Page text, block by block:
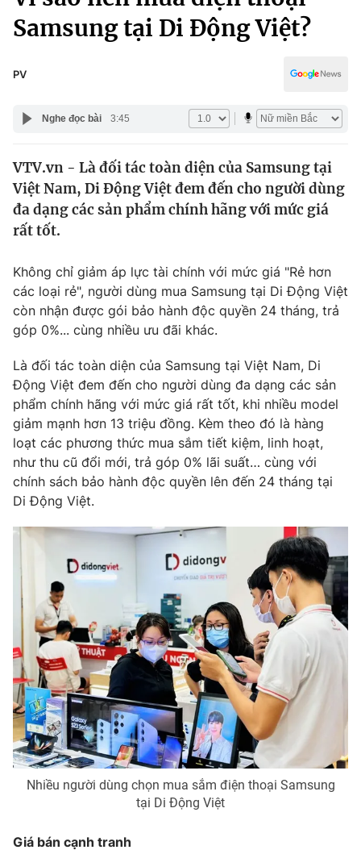
Chính trị
Thế giới
Tin tức
Câu chuyện quốc tế
Kinh tế
Tài chính
Thị trường
Góc doanh nghiệp
Dữ liệu và đời sống
Truyền hình
Phim VTV
Hậu trường
Nhân vật
Khán giả
Giải sao mai
Giải trí
Điện ảnh
Âm nhạc
Sao
Đời sống
Du lịch
Làm đẹp
Chất lượng cuộc sống
Giáo dục
Tuyển sinh
Học trực tuyến
Hitech Công nghệ tương lai
Sản phẩm
Thị trường
Tư vấn
Giao lưu trực tuyến
Lịch phát sóng
Chuyên mục khác
Emagazine Podcast
Photo Infographic
Shorts video
VTV Money
Văn hóa - Giải trí
Giáo dục
Samsung tại Di Động Việt?
PV
Nghe đọc bài 3:45
VTV.vn - Là đối tác toàn diện của Samsung tại
Việt Nam, Di Động Việt đem đến cho người dùng
đa dạng các sản phẩm chính hãng với mức giá
rất tốt.
Không chỉ giảm áp lực tài chính với mức giá "Rẻ hơn
các loại rẻ", người dùng mua Samsung tại Di Động Việt
còn nhận được gói bảo hành độc quyền 24 tháng, trả
góp 0%... cùng nhiều ưu đãi khác.
Là đối tác toàn diện của Samsung tại Việt Nam, Di
Động Việt đem đến cho người dùng đa dạng các sản
phẩm chính hãng với mức giá rất tốt, khi nhiều model
giảm mạnh hơn 13 triệu đồng. Kèm theo đó là hàng
loạt các phương thức mua sắm tiết kiệm, linh hoạt,
như thu cũ đổi mới, trả góp 0% lãi suất… cùng với
chính sách bảo hành độc quyền lên đến 24 tháng tại
Di Động Việt.
Nhiều người dùng chọn mua sắm điện thoại Samsung
tại Di Động Việt
Giá bán cạnh tranh